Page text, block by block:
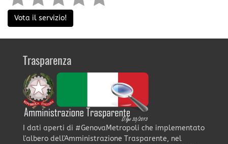
Vota il servizio!
Trasparenza
I dati aperti di #GenovaMetropoli che implementato
l'albero dell'Amministrazione Trasparente, nel